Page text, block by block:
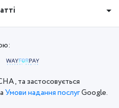
та застосовується
Умови надання послугGoogle.